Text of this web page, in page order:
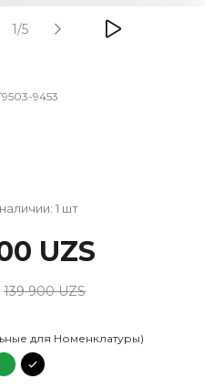
1/5
9453
1 шт
UZS
139 900 UZS
для Номенклатуры)